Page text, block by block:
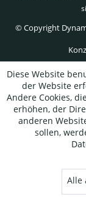
© Copyright
Diese Website
der Website
Andere Cookies,
erhöhen, der
anderen
sollen,
Alle